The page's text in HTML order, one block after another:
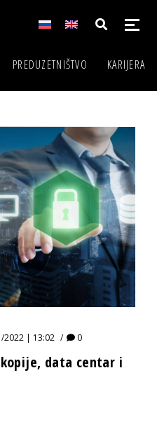
PREDUZETNIŠTVO KARIJERA
2022 | 13:02 0
data centar i